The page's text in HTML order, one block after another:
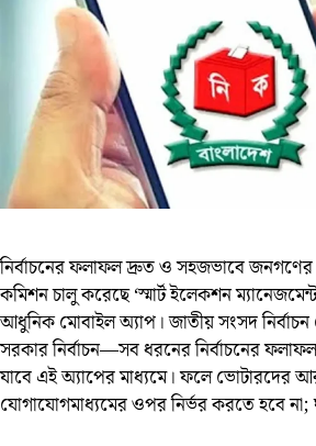
নির্বাচনের ফলাফল দ্রুত ও সহজভাবে জনগণের
কমিশন চালু করেছে ‘স্মার্ট ইলেকশন
আধুনিক মোবাইল অ্যাপ। জাতীয় সংসদ
সরকার নির্বাচন—সব ধরনের নির্বাচনের
যাবে এই অ্যাপের মাধ্যমে। ফলে ভোটারদের
যোগাযোগমাধ্যমের ওপর নির্ভর করতে হবে